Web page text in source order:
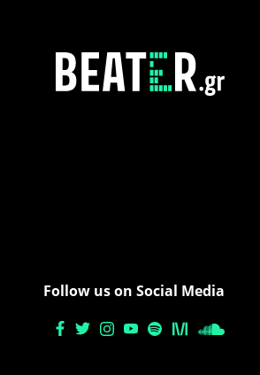
Follow us on Social Media